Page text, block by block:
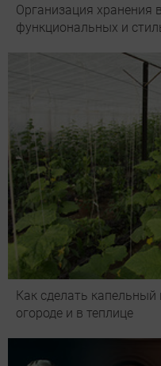
Организация хранения
функциональных и
Как сделать
огороде и в теплице